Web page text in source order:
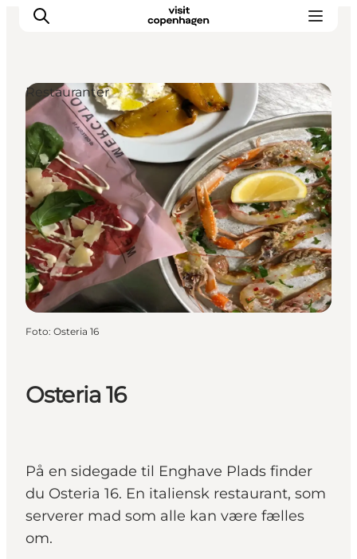
This is Copenhagen
Aktiviteter
Spis & drik
Områder
Planlæg din tur
CopenPay
Copenhagen Card
Osteria 16
På en sidegade til Enghave Plads finder
du Osteria 16. En italiensk restaurant, som
serverer mad som alle kan være fælles
om.
Restauranter
Foto: Osteria 16